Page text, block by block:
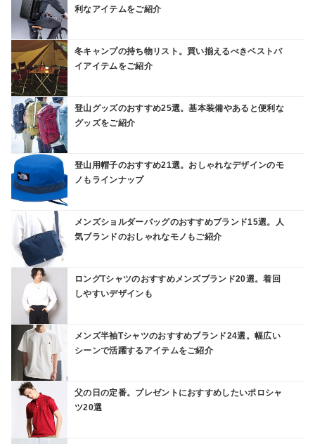
利なアイテムをご紹介
冬キャンプの持ち物リスト。買い揃えるべきベストバ
イアイテムをご紹介
登山グッズのおすすめ25選。基本装備やあると便利な
グッズをご紹介
登山用帽子のおすすめ21選。おしゃれなデザインのモ
ノもラインナップ
メンズショルダーバッグのおすすめブランド15選。人
気ブランドのおしゃれなモノもご紹介
ロングTシャツのおすすめメンズブランド20選。着回
しやすいデザインも
メンズ半袖Tシャツのおすすめブランド24選。幅広い
シーンで活躍するアイテムをご紹介
父の日の定番。プレゼントにおすすめしたいポロシャ
ツ20選